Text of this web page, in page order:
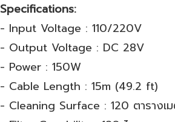
Specifications:
- Input Voltage : 110/220V
- Output Voltage : DC 28V
- Power : 150W
- Cable Length : 15m (49.2
- Cleaning Surface : 120 ตารางเ